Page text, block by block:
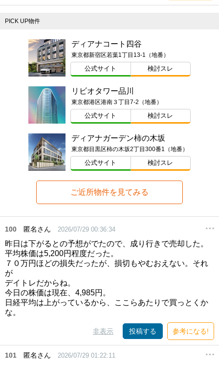
PICK UP物件
ディアナコート四谷
東京都新宿区若葉1丁目13-1（地番）
公式サイト 検討スレ
リビオタワー品川
東京都港区港南３丁目7-2（地番）
公式サイト 検討スレ
ディアナガーデン柿の木坂
東京都目黒区柿の木坂2丁目300番1（地番）
公式サイト 検討スレ
ご近所物件を見てみる
100 匿名さん 2026/07/29 00:36:34
昨日は下がるとの予想がでたので、成り行きで売却した。
平均株価は5,200円程度だった。
７０万円ほどの損失だったが、損切もやむおえない。それ
が
デイトレだからね。
今日の株価は現在、4,985円。
日経平均は上がっているから、ここらあたりで買っとくか
な。
非表示 投稿する 参考になる!
101 匿名さん 2026/07/29 01:22:11